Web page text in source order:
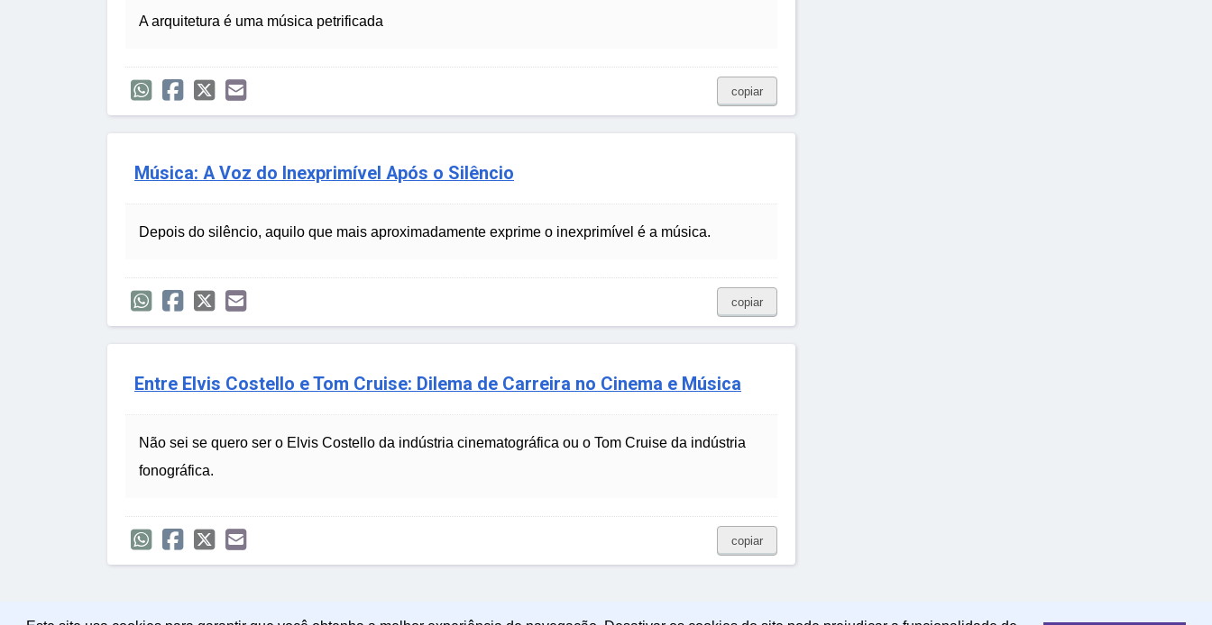
A arquitetura é uma música petrificada
copiar
Música: A Voz do Inexprimível Após o Silêncio
Depois do silêncio, aquilo que mais aproximadamente exprime o inexprimível é a música.
copiar
Entre Elvis Costello e Tom Cruise: Dilema de Carreira no Cinema e Música
Não sei se quero ser o Elvis Costello da indústria cinematográfica ou o Tom Cruise da indústria
fonográfica.
copiar